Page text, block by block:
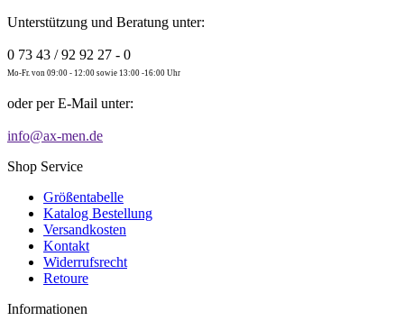
Unterstützung und Beratung unter:
0 73 43 / 92 92 27 - 0
Mo-Fr. von 09:00 - 12:00 sowie 13:00 -16:00 Uhr
oder per E-Mail unter:
info@ax-men.de
Shop Service
Größentabelle
Katalog Bestellung
Versandkosten
Kontakt
Widerrufsrecht
Retoure
Informationen